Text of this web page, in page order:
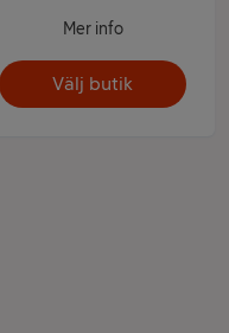
Mer info
Välj butik